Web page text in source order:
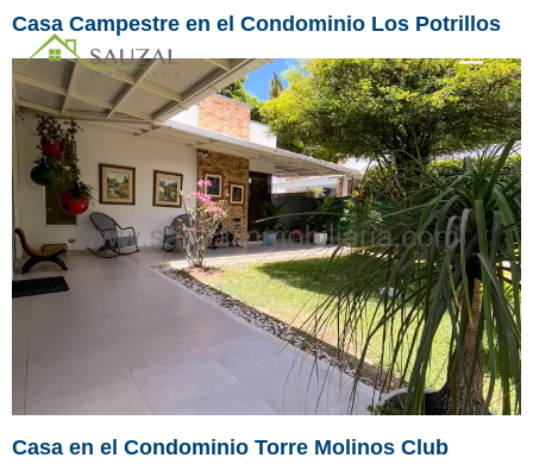
Casa Campestre en el Condominio Los Potrillos
Casa en el Condominio Torre Molinos Club